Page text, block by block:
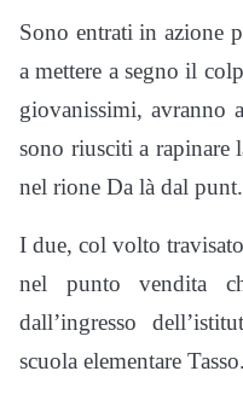
Sono entrati in azione
a mettere a segno il
giovanissimi, avranno
sono riusciti a rapinare
nel rione Da là dal punt.
I due, col volto
nel punto vendita
dall’ingresso
scuola elementare Tasso.